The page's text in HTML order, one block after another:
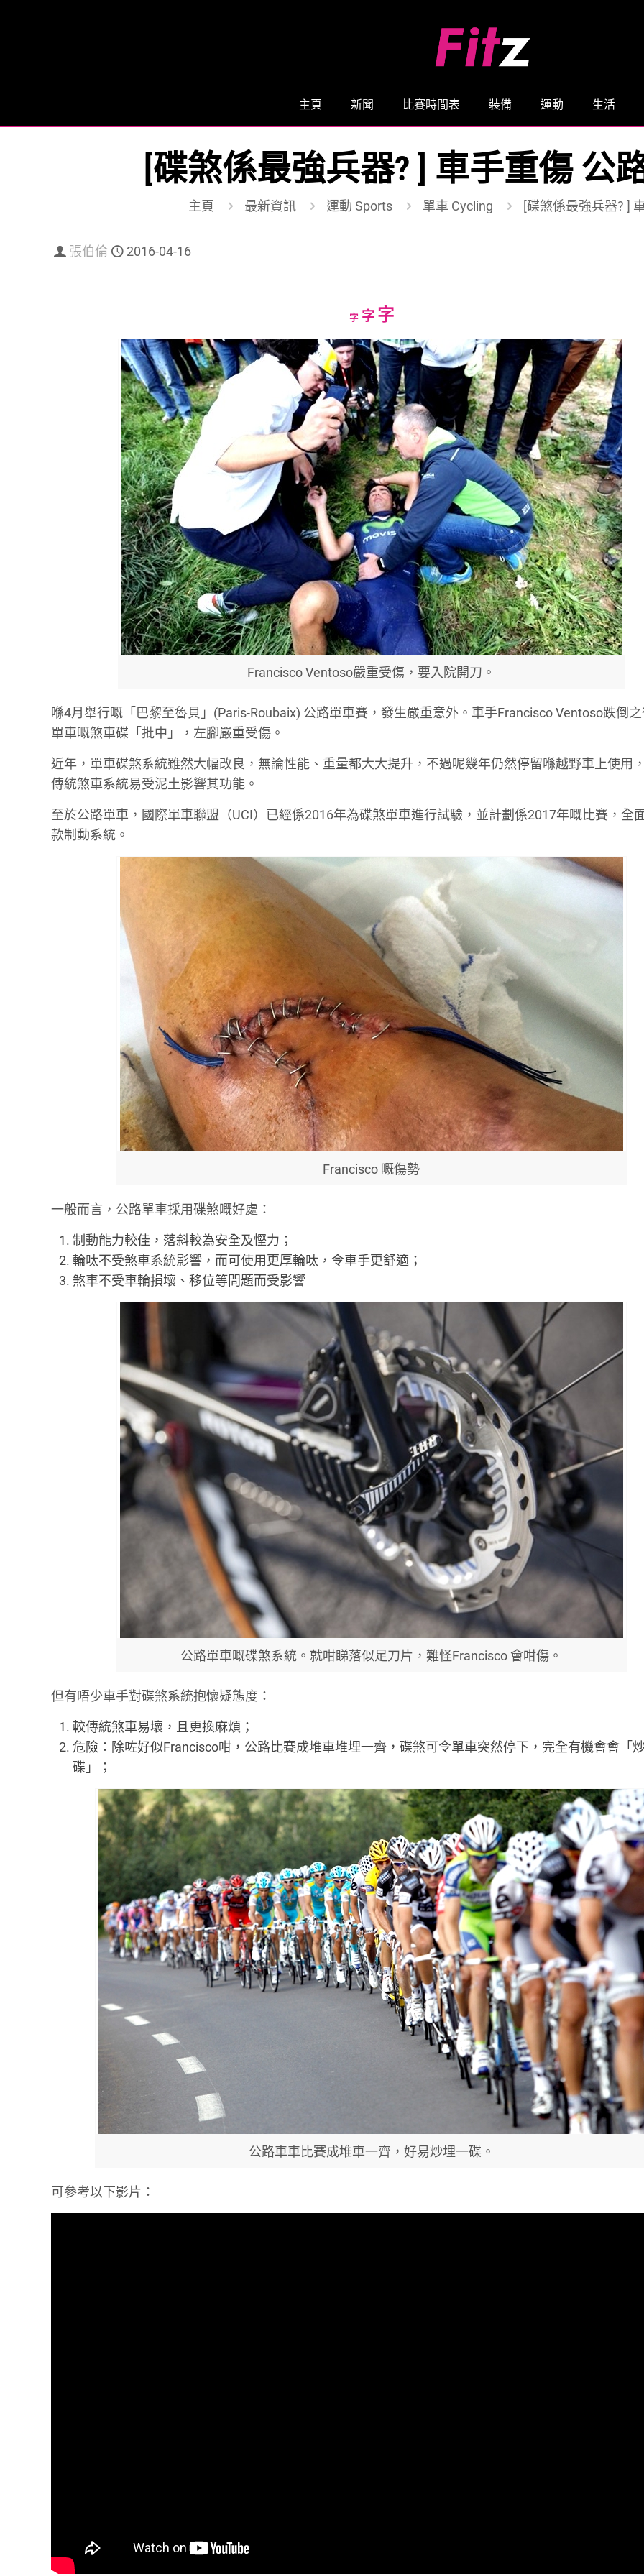
主頁 新聞 比賽時間表 裝備 運動 生活
[碟煞係最強兵器? ] 車手重傷 公
主頁 最新資訊 運動 Sports 單車 Cycling [碟煞係最強兵器? ]
張伯倫 2016-04-16
字Decrease
size.
字Reset
size.
字Increase
font
size.
Francisco Ventoso嚴重受傷，要入院開刀。
喺4月舉行嘅「巴黎至魯貝」(Paris-Roubaix) 公路單車賽，發生嚴重意外。車手Francisco Ventoso跌倒
單車嘅煞車碟「批中」，左腳嚴重受傷。
近年，單車碟煞系統雖然大幅改良，無論性能、重量都大大提升，不過呢幾年仍然停留喺越野車上使用
傳統煞車系統易受泥土影響其功能。
至於公路單車，國際單車聯盟（UCI）已經係2016年為碟煞單車進行試驗，並計劃係2017年嘅比賽，全
款制動系統。
Francisco 嘅傷勢
一般而言，公路單車採用碟煞嘅好處：
制動能力較佳，落斜較為安全及慳力；
輪呔不受煞車系統影響，而可使用更厚輪呔，令車手更舒適；
煞車不受車輪損壞、移位等問題而受影響
公路單車嘅碟煞系統。就咁睇落似足刀片，難怪Francisco 會咁傷。
但有唔少車手對碟煞系統抱懷疑態度：
較傳統煞車易壞，且更換麻煩；
危險：除咗好似Francisco咁，公路比賽成堆車堆埋一齊，碟煞可令單車突然停下，完全有機會會「
碟」；
公路車車比賽成堆車一齊，好易炒埋一碟。
可參考以下影片：